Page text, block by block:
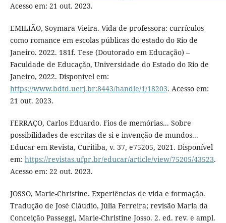
Acesso em: 21 out. 2023.
EMILIÃO, Soymara Vieira. Vida de professora: currículos
como romance em escolas públicas do estado do Rio de
Janeiro. 2022. 181f. Tese (Doutorado em Educação) –
Faculdade de Educação, Universidade do Estado do Rio de
Janeiro, 2022. Disponível em:
https://www.bdtd.uerj.br:8443/handle/1/18203. Acesso em:
21 out. 2023.
FERRAÇO, Carlos Eduardo. Fios de memórias... Sobre
possibilidades de escritas de si e invenção de mundos...
Educar em Revista, Curitiba, v. 37, e75205, 2021. Disponível
em: https://revistas.ufpr.br/educar/article/view/75205/43523.
Acesso em: 22 out. 2023.
JOSSO, Marie-Christine. Experiências de vida e formação.
Tradução de José Cláudio, Júlia Ferreira; revisão Maria da
Conceição Passeggi, Marie-Christine Josso. 2. ed. rev. e ampl.